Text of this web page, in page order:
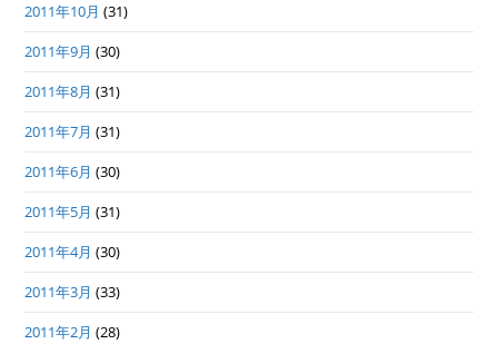
2011年10月 (31)
2011年9月 (30)
2011年8月 (31)
2011年7月 (31)
2011年6月 (30)
2011年5月 (31)
2011年4月 (30)
2011年3月 (33)
2011年2月 (28)